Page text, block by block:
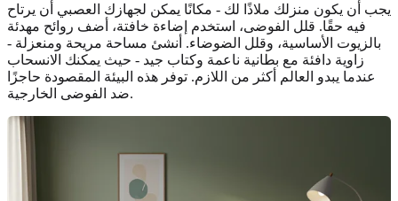
يجب أن يكون منزلك ملاذًا لك - مكانًا يمكن لجهازك العصبي أن يرتاح
فيه حقًا. قلل الفوضى، استخدم إضاءة خافتة، أضف روائح مهدئة
بالزيوت الأساسية، وقلل الضوضاء. أنشئ مساحة مريحة ومنعزلة -
زاوية دافئة مع بطانية ناعمة وكتاب جيد - حيث يمكنك الانسحاب
عندما يبدو العالم أكثر من اللازم. توفر هذه البيئة المقصودة حاجزًا
ضد الفوضى الخارجية.